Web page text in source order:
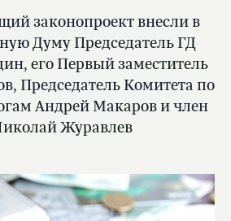
законопроект внесли в
Думу Председатель ГД
его Первый заместитель
Председатель Комитета по
Андрей Макаров и член
Журавлев